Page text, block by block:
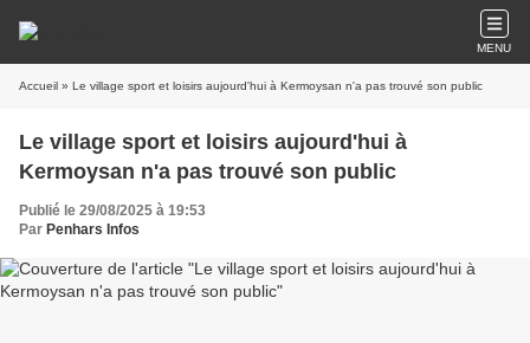
MENU
Accueil » Le village sport et loisirs aujourd'hui à Kermoysan n'a pas trouvé son public
Le village sport et loisirs aujourd'hui à
Kermoysan n'a pas trouvé son public
Publié le 29/08/2025 à 19:53
Par Penhars Infos